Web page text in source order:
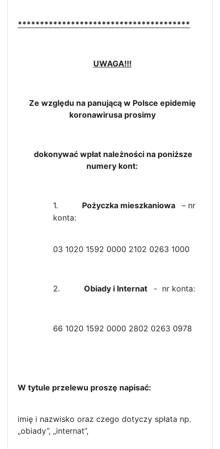
***************************************
UWAGA!!!
Ze względu na panującą w Polsce epidemię
koronawirusa prosimy
dokonywać wpłat należności na poniższe
numery kont:
1. Pożyczka mieszkaniowa
– nr
konta:
03 1020 1592 0000 2102 0263 1000
2. Obiady i Internat - nr konta:
66 1020 1592 0000 2802 0263 0978
W tytule przelewu proszę napisać:
imię i nazwisko oraz czego dotyczy spłata np.
„obiady”, „internat”,